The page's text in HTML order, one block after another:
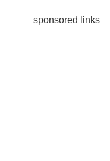
sponsored links